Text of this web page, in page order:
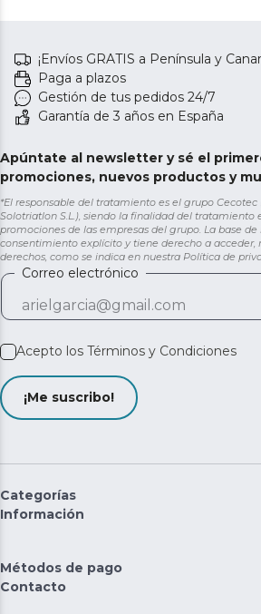
¡Envíos GRATIS a Península y
Paga a plazos
Gestión de tus pedidos 24/7
Garantía de 3 años en España
Apúntate al newsletter y sé el
promociones, nuevos productos y
*El responsable del tratamiento es el grupo Cecotec
Solotriatlon S.L.), siendo la finalidad del tratamiento
promociones de las empresas del grupo. La base
consentimiento explícito y tiene derecho a acceder,
derechos, como se indica en nuestra Política de
Correo electrónico
Acepto los Términos y Condiciones
¡Me suscribo!
Categorías
Información
Métodos de pago
Contacto